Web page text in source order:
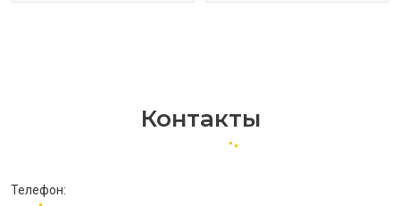
Контакты
Телефон: